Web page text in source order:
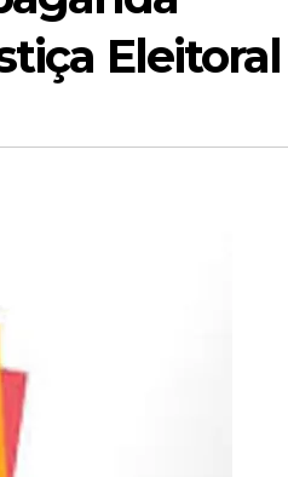
Eleitoral